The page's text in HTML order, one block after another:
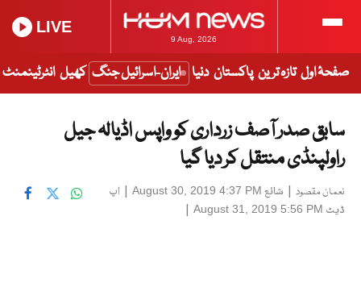
9 Aug, 2026
LIVE
صفحۂ اول تازہ ترین پاکستان دنیا ایران-اسرائیل جنگ کھیل انٹرٹینمنٹ
سابق صدر آصف زرداری کو واپس اڈیالہ جیل
راولپنڈی منتقل کر دیا گیا
نعمان مقصود | شائع August 30, 2019 4:37 PM
| اپ
ڈیٹ August 31, 2019 5:56 PM
|